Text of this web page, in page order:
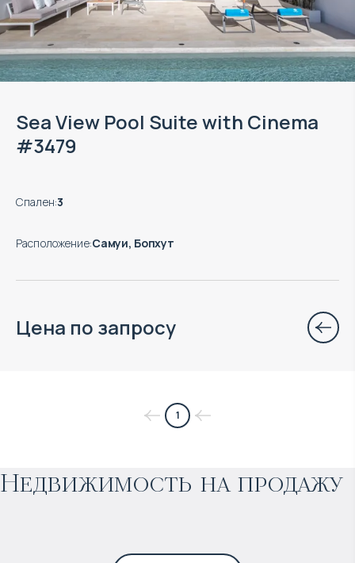
Sea View Pool Suite with Cinema
#3479
Спален:3
Расположение:Самуи, Бопхут
Цена по запросу
1
Недвижимость на продажу
4% годовых